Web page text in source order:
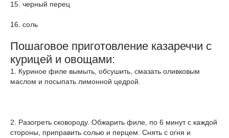
15. черный перец
16. соль
Пошаговое приготовление казареччи с
курицей и овощами:
1. Куриное филе вымыть, обсушить, смазать оливковым
маслом и посыпать лимонной цедрой.
2. Разогреть сковороду. Обжарить филе, по 6 минут с каждой
стороны, приправить солью и перцем. Снять с огня и